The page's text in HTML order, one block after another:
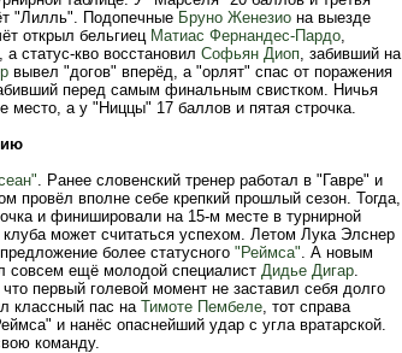
"Лилль". Подопечные Бруно Женезиона выезде
открыл бельгиец Матиас Фернандес-Пардо,
статус-кво восстановил Софьян Диоп, забивший на
вывел "догов" вперёд, а "орлят" спас от поражения
перед самым финальным свистком. Ничья
место, а у "Ниццы" 17 баллов и пятая строчка.
. Ранее словенский тренер работал в "Гавре" и
провёл вполне себе крепкий прошлый сезон. Тогда,
и финишировали на 15-м месте в турнирной
клуба может считаться успехом. Летом Лука Элснер
более статусного "Реймса". А новым
совсем ещё молодой специалист Дидье Дигар.
первый голевой момент не заставил себя долго
классный пас наТимоте Пембеле, тот справа
и нанёс опаснейший удар с угла вратарской.
команду.